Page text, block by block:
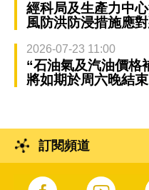
經科局及生產力中
風防洪防浸措施應
2026-07-23 11:00
“石油氣及汽油價格
將如期於周六晚結束
訂閱頻道